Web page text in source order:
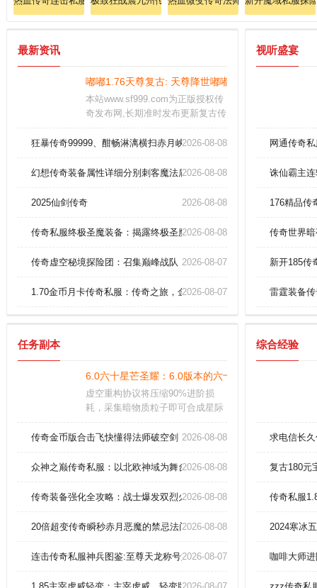
最新资讯
嘟嘟1.76天尊复古: 天尊降世嘟嘟，重铸1.76版本传
本站www.sf999.com为正版授权传
奇发布网,长期准时发布更新复古传
等各种经典传奇版本,每天为玩家收
玩的舒心省去不必要的麻烦
狂暴传奇99999、酣畅淋漓横扫赤月峡谷606！
2026-08-08
幻想传奇装备属性详细分别刺客魔法盾。2026-08-08
2025仙剑传奇 2026-08-08
传奇私服终极圣魔装备：揭露终极圣魔套装的隐藏属性！
2026-08-08
传奇虚空秘境探险团：召集巅峰战队，揭秘上古遗迹之谜
2026-08-07
1.70金币月卡传奇私服：传奇之旅，金币月卡加速你的成长！
2026-08-07
视听盛宴
网通传奇
诛仙霸主
176精品传
传奇世界
新开185传
雷霆装备
任务副本
6.0六十星芒圣耀：6.0版本的六十星芒圣耀传奇sf，
虚空重构协议将压缩90%进阶损
耗，采集暗物质粒子即可合成星际
度实时可见。曲率跃迁器为战略级
团时展现灭世光华
传奇金币版合击飞快懂得法师破空剑 2026-08-08
众神之巅传奇私服：以北欧神域为舞台的独家版本，决战阿斯加德
2026-08-08
传奇装备强化全攻略：战士爆发双烈火实战技巧深度解析！
2026-08-08
20倍超变传奇瞬秒赤月恶魔的禁忌法门！2026-08-08
连击传奇私服神兵图鉴:至尊天龙称号如何解锁战士雷霆护腕！
2026-08-07
综合经验
求电信长
复古180元
传奇私服
2024寒冰
咖啡大师